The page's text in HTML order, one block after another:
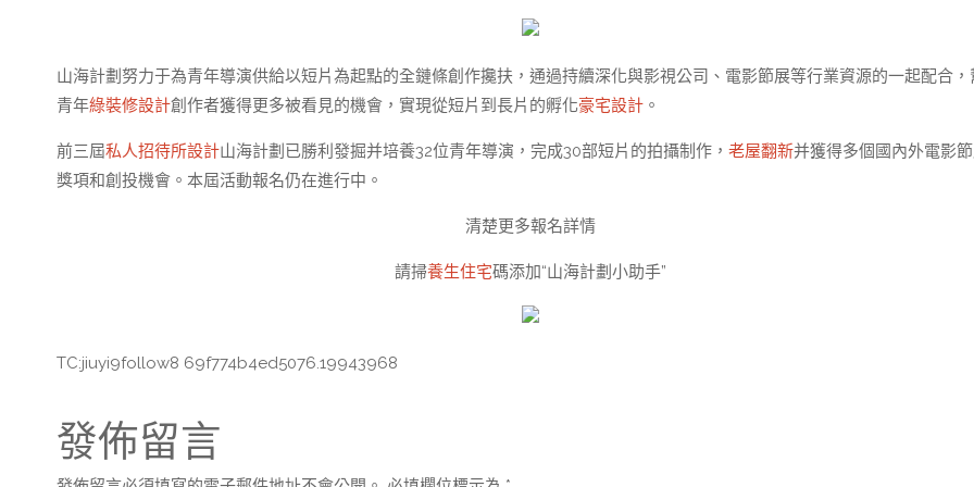
山海計劃努力于為青年導演供給以短片為起點的全鏈條創作攙扶，通過持續深化與影視公司、電影節展等行業資源的一起配合，
青年綠裝修設計創作者獲得更多被看見的機會，實現從短片到長片的孵化豪宅設計 。
前三屆私人招待所設計山海計劃已勝利發掘并培養32位青年導演，完成30部短片的拍攝制作， 老屋翻新并獲得多個國內外電影
獎項和創投機會。本屆活動報名仍在進行中。
清楚更多報名詳情
請掃養生住宅碼添加“山海計劃小助手”
TC:jiuyi9follow8 69f774b4ed5076.19943968
發佈留言